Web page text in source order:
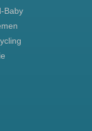
Baby